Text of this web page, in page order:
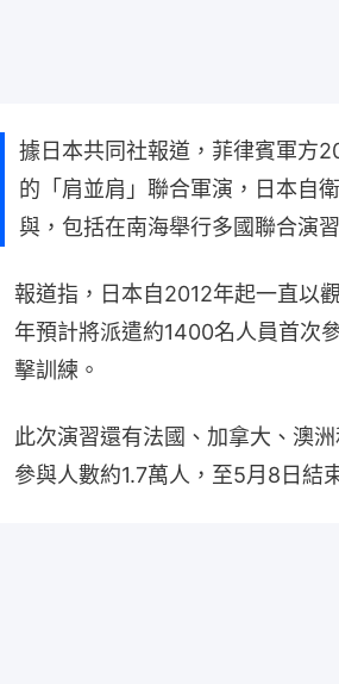
據日本共同社報道，菲律賓軍方
的「肩並肩」聯合軍演，日本自
與，包括在南海舉行多國聯合演習
報道指，日本自2012年起一直以
年預計將派遣約1400名人員首次
擊訓練。
此次演習還有法國、加拿大、澳
參與人數約1.7萬人，至5月8日結